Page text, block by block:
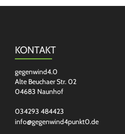
KONTAKT
gegenwind4.0
Alte Beuchaer Str. 02
04683 Naunhof
034293 484423
info@gegenwind4punkt0.de